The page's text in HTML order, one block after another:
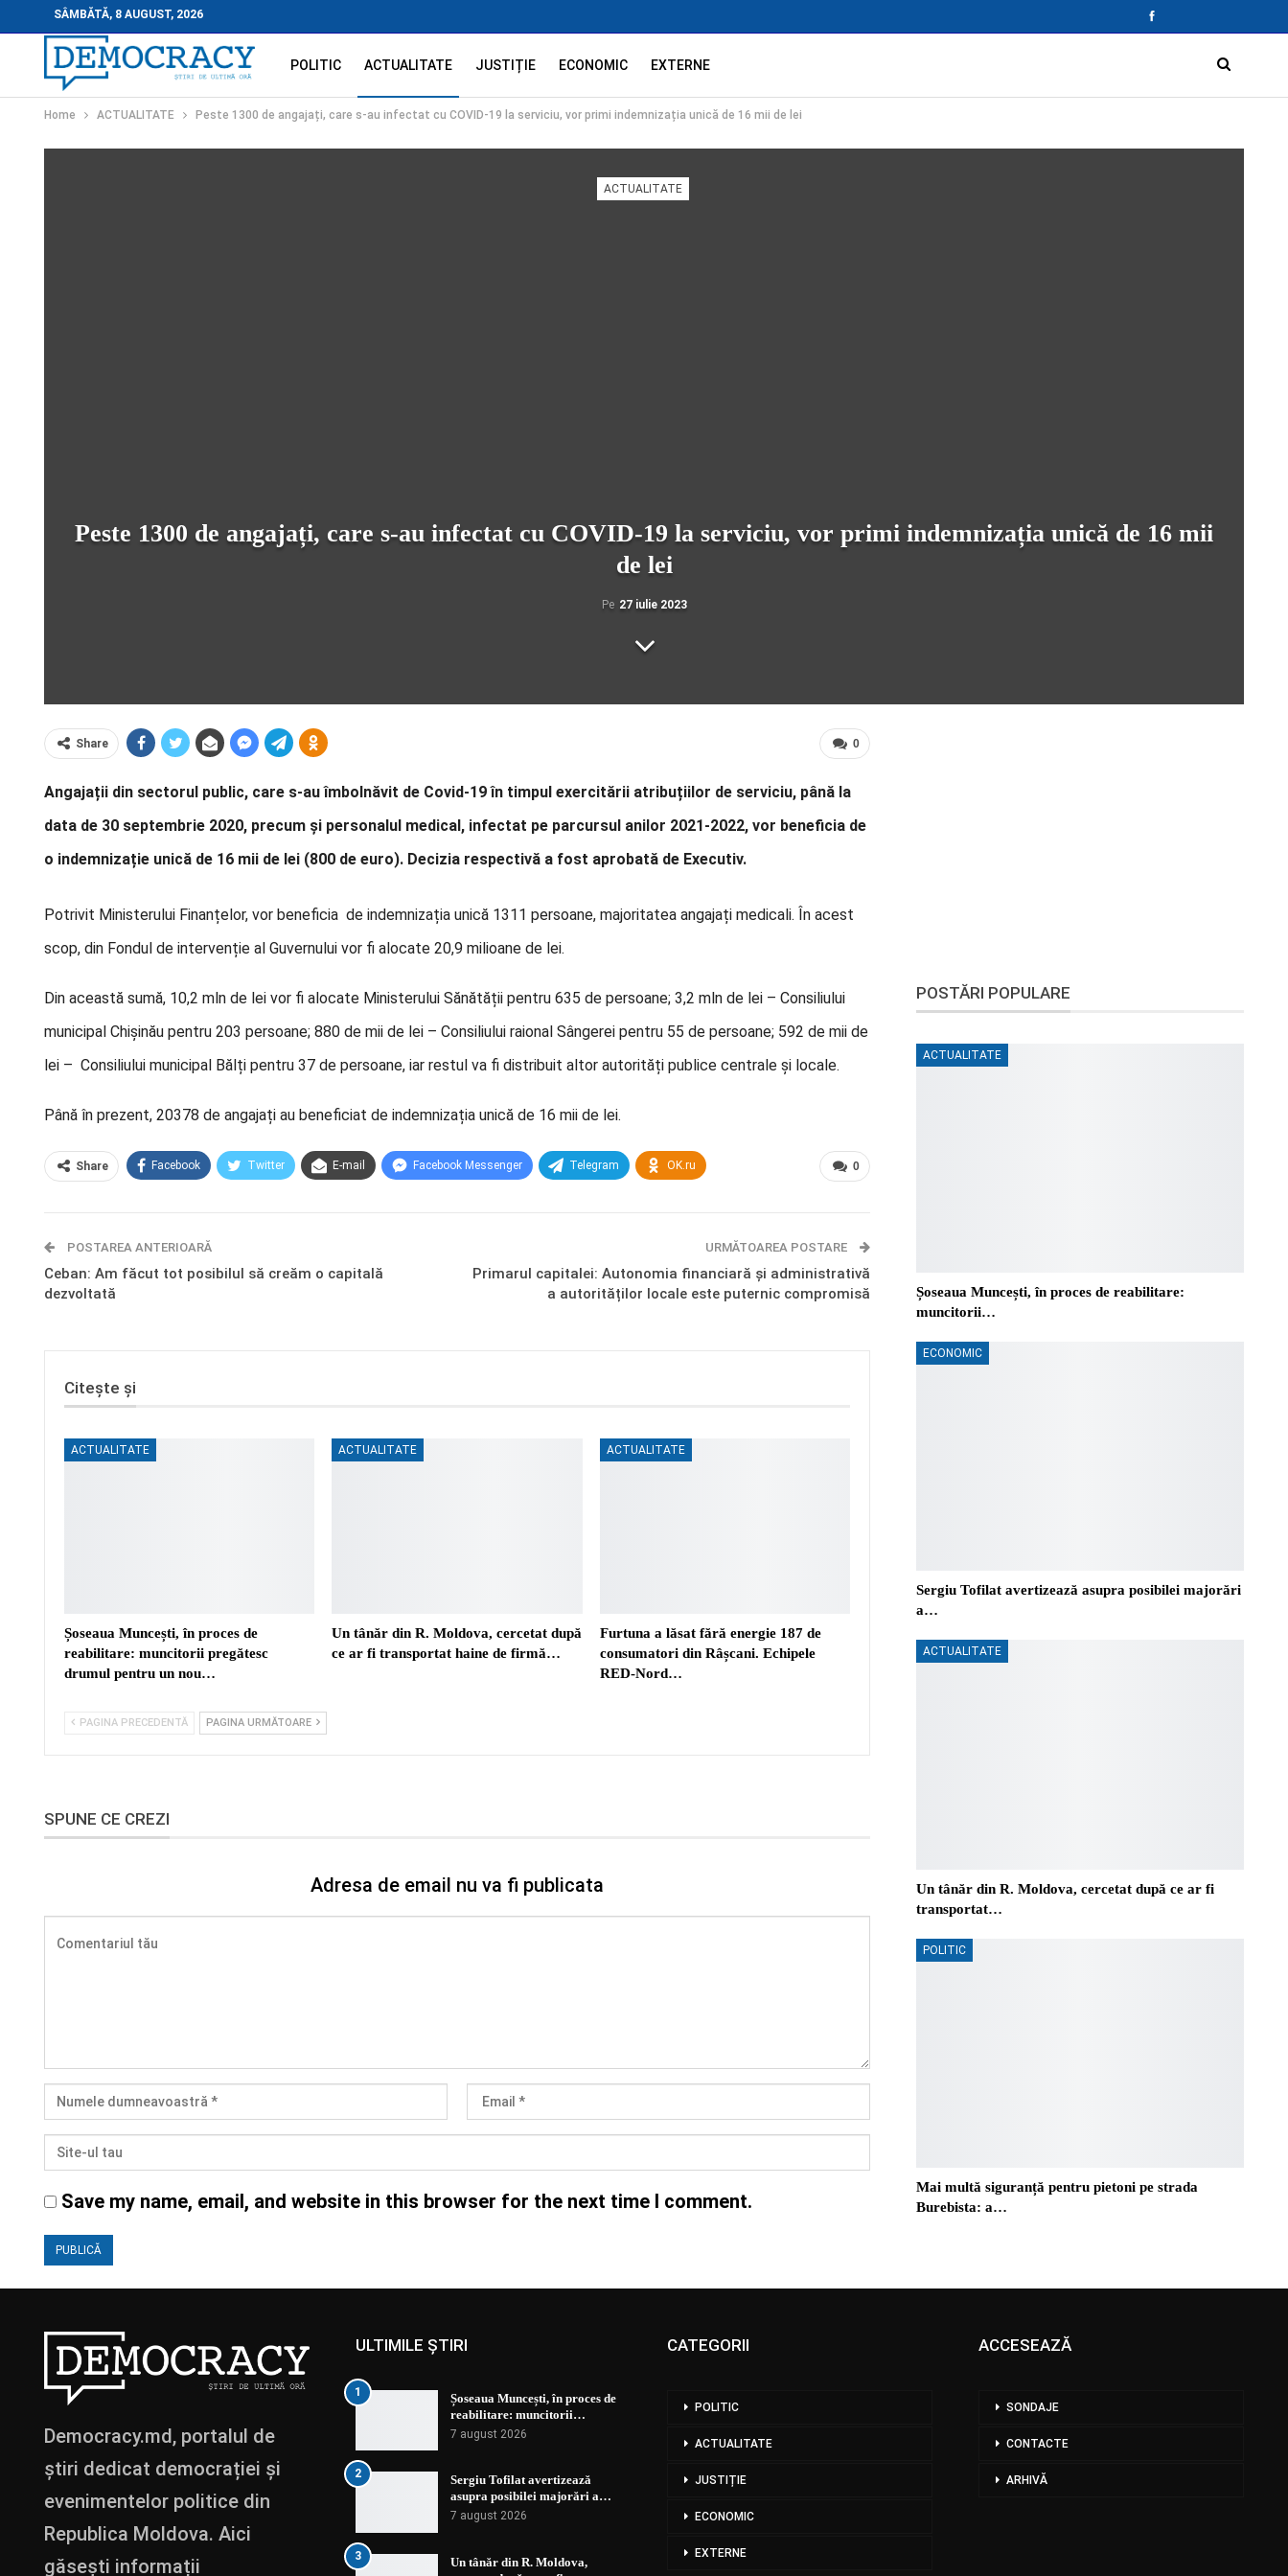
SÂMBĂTĂ, 8 AUGUST, 2026
POLITIC ACTUALITATE JUSTIȚIE ECONOMIC EXTERNE
Home ACTUALITATE Peste 1300 de angajați, care s-au infectat cu COVID-19 la serviciu, vor primi indemnizația unică de 16 mii de lei
ACTUALITATE
Peste 1300 de angajați, care s-au infectat cu COVID-19 la serviciu, vor primi indemnizația unică de 16 mii
de lei
Pe 27 iulie 2023
0
Share
Angajații din sectorul public, care s-au îmbolnăvit de Covid-19 în timpul exercitării atribuțiilor de serviciu, până la
data de 30 septembrie 2020, precum și personalul medical, infectat pe parcursul anilor 2021-2022, vor beneficia de
o indemnizație unică de 16 mii de lei (800 de euro). Decizia respectivă a fost aprobată de Executiv.
Potrivit Ministerului Finanțelor, vor beneficia de indemnizația unică 1311 persoane, majoritatea angajați medicali. În acest
scop, din Fondul de intervenție al Guvernului vor fi alocate 20,9 milioane de lei.
Din această sumă, 10,2 mln de lei vor fi alocate Ministerului Sănătății pentru 635 de persoane; 3,2 mln de lei – Consiliului
municipal Chișinău pentru 203 persoane; 880 de mii de lei – Consiliului raional Sângerei pentru 55 de persoane; 592 de mii de
lei – Consiliului municipal Bălți pentru 37 de persoane, iar restul va fi distribuit altor autorități publice centrale și locale.
Până în prezent, 20378 de angajați au beneficiat de indemnizația unică de 16 mii de lei.
0
Share Facebook Twitter E-mail Facebook Messenger Telegram OK.ru
POSTAREA ANTERIOARĂ
Ceban: Am făcut tot posibilul să creăm o capitală
dezvoltată
URMĂTOAREA POSTARE
Primarul capitalei: Autonomia financiară și administrativă
a autorităților locale este puternic compromisă
Citește și
ACTUALITATE
Șoseaua Muncești, în proces de
reabilitare: muncitorii pregătesc
drumul pentru un nou…
ACTUALITATE
Un tânăr din R. Moldova, cercetat după
ce ar fi transportat haine de firmă…
ACTUALITATE
Furtuna a lăsat fără energie 187 de
consumatori din Râșcani. Echipele
RED-Nord…
PAGINA PRECEDENTĂ PAGINA URMĂTOARE
SPUNE CE CREZI
Adresa de email nu va fi publicata
Save my name, email, and website in this browser for the next time I comment.
POSTĂRI POPULARE
ACTUALITATE
Șoseaua Muncești, în proces de reabilitare:
muncitorii…
ECONOMIC
Sergiu Tofilat avertizează asupra posibilei majorări
a…
ACTUALITATE
Un tânăr din R. Moldova, cercetat după ce ar fi
transportat…
POLITIC
Mai multă siguranță pentru pietoni pe strada
Burebista: a…
Democracy.md, portalul de
știri dedicat democrației și
evenimentelor politice din
Republica Moldova. Aici
găsești informații
ULTIMILE ȘTIRI
1
Șoseaua Muncești, în proces de
reabilitare: muncitorii…
7 august 2026
2
Sergiu Tofilat avertizează
asupra posibilei majorări a…
7 august 2026
3
Un tânăr din R. Moldova,
CATEGORII
POLITIC
ACTUALITATE
JUSTIȚIE
ECONOMIC
EXTERNE
ACCESEAZĂ
SONDAJE
CONTACTE
ARHIVĂ